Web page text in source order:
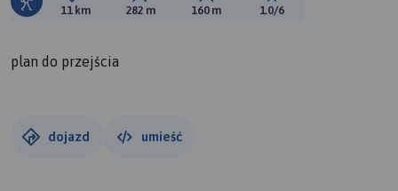
Długość trasy:
11 km Suma przewyższeń:
282 m Suma spadków:
160 m Ocena trasy:
1.0/6
plan do przejścia
dojazd umieść